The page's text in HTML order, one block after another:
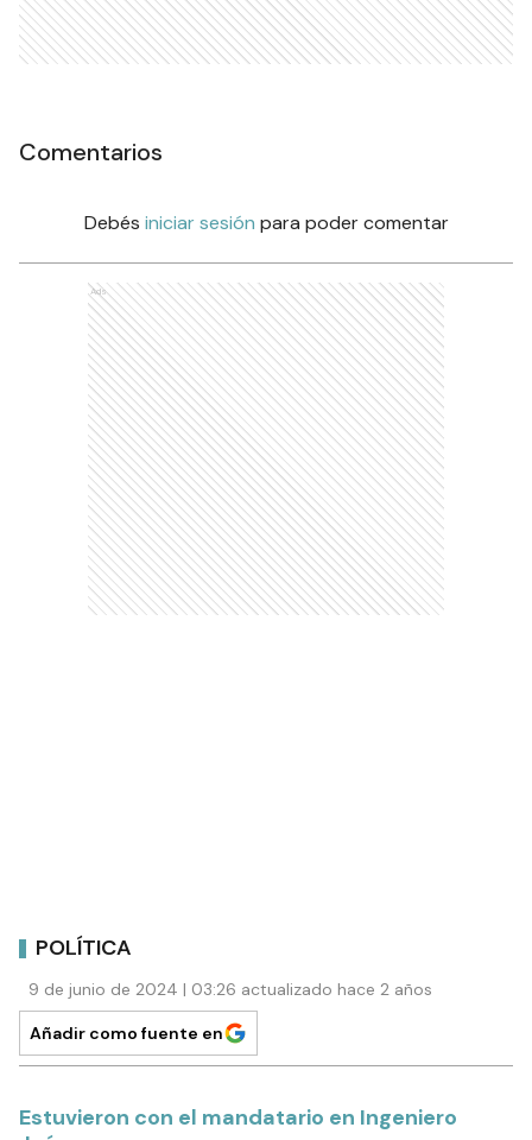
Comentarios
Debés iniciar sesión para poder comentar
Ads
POLÍTICA
9 de junio de 2024 | 03:26 actualizado hace 2 años
Añadir como fuente en
Estuvieron con el mandatario en Ingeniero